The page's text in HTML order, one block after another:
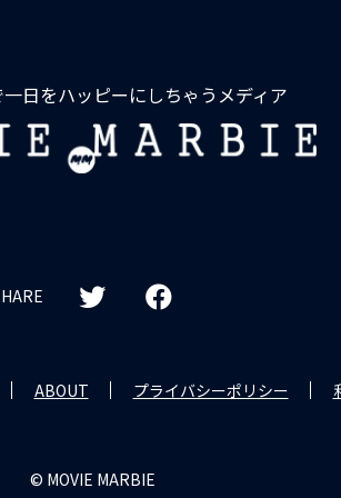
日をハッピーにしちゃうメディア
ABOUT プライバシーポリシー
© MOVIE MARBIE